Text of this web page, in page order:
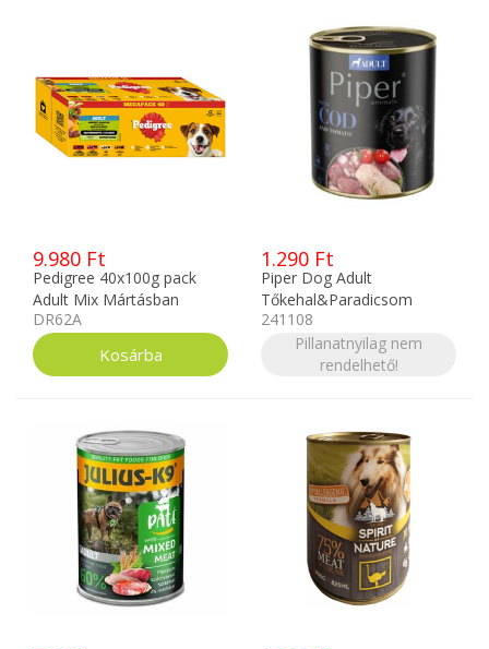
9.980 Ft
Pedigree 40x100g pack
Adult Mix Mártásban
DR62A
1.290 Ft
Piper Dog Adult
Tőkehal&Paradicsom
konzerv 800g
241108
Pillanatnyilag nem
rendelhető!